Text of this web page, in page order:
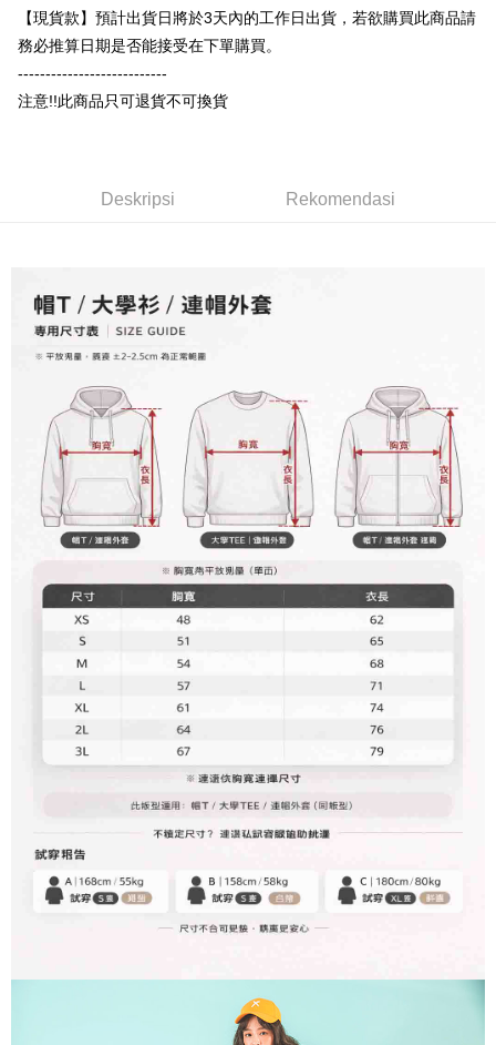
Syarikat Kad Kredit
Yuanta Commercial Bank
Bank SinoPac
Bank Antarabangsa
Taishin
Bank CTBC
Syarikat Kad Kredit
[Terma Penggunaan untuk OP Pay Later]
mudah alih anda, memilih bilangan ansuran, dan menetapkan tarikh
akhir pembayaran. Transaksi akan dianggap selesai setelah pembayaran
pada halaman pengesahan transaksi seterusnya.
akan dibatalkan secara automatik. Jika permohonan gagal pada
peringkat "semakan manual", ini bermakna kriteria pemarkahan sistem
tidak dipenuhi; butiran penilaian khusus tidak akan didedahkan.
[Arahan Pembayaran]
Pembayaran ansuran melalui OP Pay Later akan dibilkan secara
berasingan dan tidak termasuk dalam bil telekom anda. SMS peringatan
pembayaran akan dihantar selepas kitaran bil bulanan.
Selepas mengakses bil melalui pautan dalam SMS, anda boleh
menyelesaikan pembayaran anda melalui salah satu saluran berikut: kod
bar kedai serbaneka, kedai runcit Taiwan Mobile, pemindahan bank,
JKOPay, atau iPASS MONEY.
[Nota Penting]
Perkhidmatan ini disediakan oleh Taiwan Mobile Co., Ltd. (“Syarikat”),
yang membolehkan pelanggan membeli barangan atau perkhidmatan
melalui perkhidmatan ini pada masa transaksi. Hasil daripada pembelian
atau pembayaran ansuran akan dipindahkan oleh peniaga kepada
Syarikat, dan pelanggan hendaklah membuat pembayaran mengikut
perjanjian menggunakan sistem bil Syarikat.
penggunaan OP Pay Later, peniaga akan memberikan maklumat peribadi
anda (termasuk nama, nombor telefon, atau alamat) kepada Syarikat bagi
tujuan pengumpulan, pemprosesan dan penggunaan data yang
Untuk terma perkhidmatan penuh, sila rujuk pautan berikut:
" target="_blank" class="link revert-
AFTEE
Deskripsi
Pertama, Mengenai Perkhidmatan AFTEE Beli Sekarang Bayar Kemudian
dihantar ke alamat yang ditetapkan.
pembayaran di empat kedai serbaneka utama, ATM atau perbankan
dalam talian dengan SMS pembayaran atau pemberitahuan tolak aplikasi
AFTEE.
bagaimanapun, bagi mereka yang telah memuat turun Aplikasi AFTEE
dan mendaftar sebagai ahli AFTEE boleh menikmati tempoh pembayaran
sehingga 45 hari.
Tempoh pembayaran dikira dari masa kedai meminta pembayaran anda,
ditambah dengan bilangan hari yang boleh dilanjutkan oleh AFTEE. Anda
boleh melanjutkan tempoh pembayaran anda sebelum anda menerima
pesanan. Walau bagaimanapun, tiada jaminan bahawa anda boleh
prapesanan atau produk yang mungkin mengambil masa yang lebih
lama untuk dihantar). Oleh itu, anda dikehendaki membuat pembayaran
kepada AFTEE dalam tempoh sama ada anda menerima pesanan.
Kedua, Sekatan Pembayaran
1. Jumlah yang diperakui untuk pengguna kali pertama boleh sehingga
keputusan pensijilan dan semakan oleh AFTEE.
2. Amaun perbelanjaan minimum mestilah lebih besar daripada NT$20.
3. Pada masa ini hanya tersedia untuk ahli Taiwan.
Perkhidmatan AFTEE Beli Sekarang Bayar Kemudian disediakan oleh NP
Taiwan, Inc. dan AFTEE akan membuat bil kepada pengguna. AFTEE
akan menggunakan data peribadi yang dikumpul (termasuk nama
pembeli, no. telefon, nama penerima, no. telefon, alamat penerima) untuk
penggunaan perkhidmatan. Sila rujuk kepada "Penyata Pengumpulan
(https://aftee.tw/privacypolicy/ ) untuk maklumat lanjut.
Jumlah yang diperakui untuk pengguna kali pertama yang lulus
kelulusan boleh sehingga NT$10,000. Jika pengguna tidak membuat
pembayaran dalam tempoh tersebut, yuran pembayaran lewat sebanyak
20% setahun akan dikenakan. Pengguna bawah umur dikehendaki
Pemindahan ATM
全家付款取貨
付款後全家取貨
NT$60/pesanan | Penghantaran percuma untuk pesanan
NT$899 atau lebih
7-11付款取貨
NT$65/pesanan | Penghantaran percuma untuk pesanan
NT$899 atau lebih
付款後7-11取貨
NT$60/pesanan | Penghantaran percuma untuk pesanan
NT$899 atau lebih
宅配
NT$65/pesanan | Penghantaran percuma untuk pesanan
【現貨款】預計出貨日將於3天內的工作日出貨，若欲購買此商品請
務必推算日期是否能接受在下單購買。
---------------------------
注意!!此商品只可退貨不可換貨
Deskripsi Rekomendasi